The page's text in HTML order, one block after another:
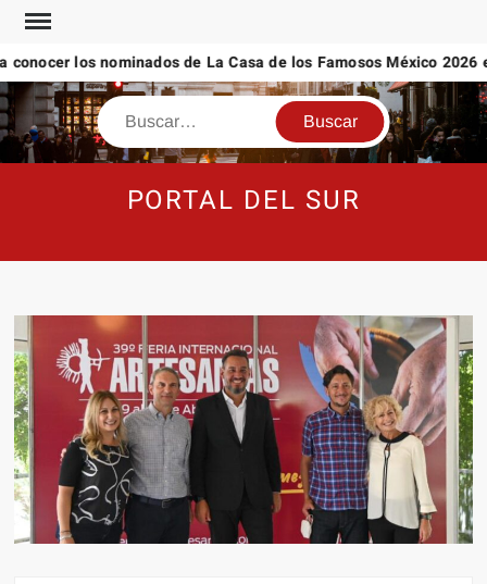
Saltar
contenidolos nominados de La Casa de los Famosos México 2026
Buscar
PORTAL DEL SUR